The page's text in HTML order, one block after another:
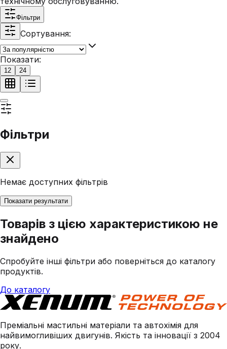
Фільтри
Сортування:
Показати:
12 24
Фільтри
Немає доступних фільтрів
Показати результати
Товарів з цією характеристикою не
знайдено
Спробуйте інші фільтри або поверніться до каталогу
продуктів.
До каталогу
Преміальні мастильні матеріали та автохімія для
найвимогливіших двигунів. Якість та інновації з 2004
року.